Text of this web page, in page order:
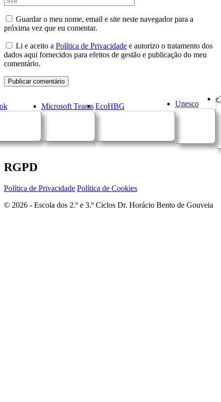
Guardar o meu nome, email e site neste navegador para a
próxima vez que eu comentar.
Li e aceito a Política de Privacidade e autorizo o tratamento dos
dados aqui fornecidos para efeitos de gestão e publicação do meu
comentário.
Microsoft Teams EcoHBG Unesco
RGPD
Política de Privacidade Política de Cookies
© 2026 - Escola dos 2.º e 3.º Ciclos Dr. Horácio Bento de Gouveia